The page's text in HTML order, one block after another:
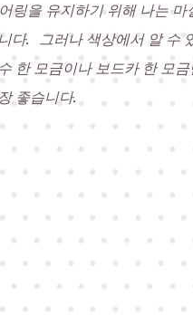
링을 유지하기 위해 나는
다.
그러나 색상에서 알 수
한 모금이나 보드카 한 모
좋습니다.